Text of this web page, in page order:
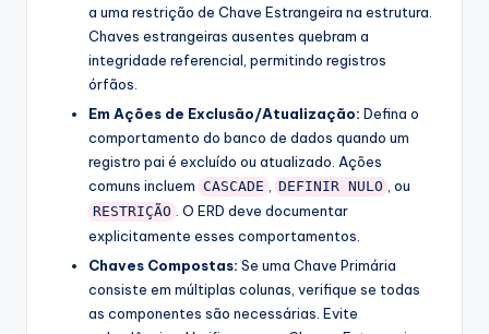
a uma restrição de Chave Estrangeira na estrutura.
Chaves estrangeiras ausentes quebram a
integridade referencial, permitindo registros
órfãos.
Em Ações de Exclusão/Atualização: Defina o
comportamento do banco de dados quando um
registro pai é excluído ou atualizado. Ações
comuns incluem CASCADE , DEFINIR NULO , ou
RESTRIÇÃO . O ERD deve documentar
explicitamente esses comportamentos.
Chaves Compostas: Se uma Chave Primária
consiste em múltiplas colunas, verifique se todas
as componentes são necessárias. Evite